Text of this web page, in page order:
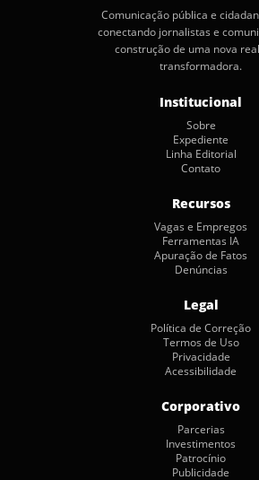
Comunicação pública e
conectando jornalistas e
construção de uma nova
transformadora.
Institucional
Sobre
Expediente
Linha Editorial
Contato
Recursos
Vagas e Empregos
Ferramentas IA
Apuração de Fatos
Denúncias
Legal
Política de Correção
Termos de Uso
Privacidade
Acessibilidade
Corporativo
Parcerias
Investimentos
Patrocínio
Publicidade